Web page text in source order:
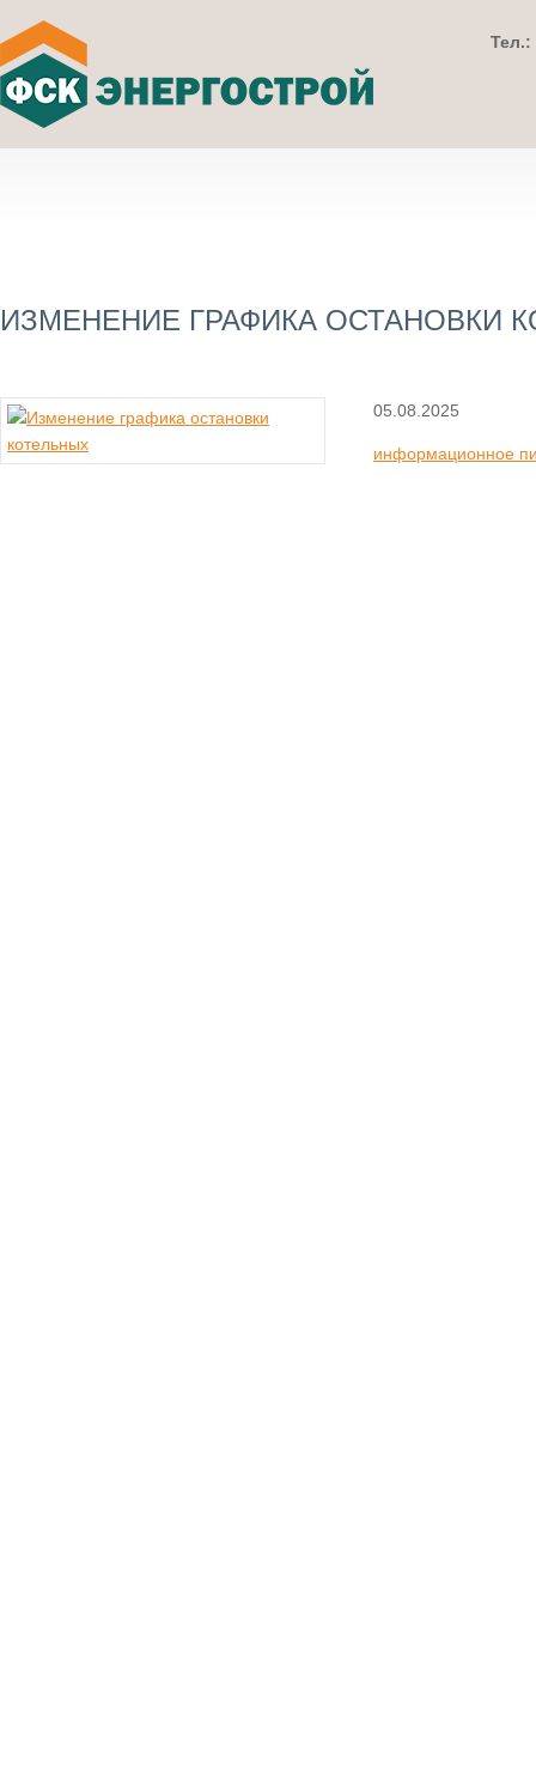
ИЗМЕНЕНИЕ ГРАФИКА ОСТАНОВКИ
05.08.2025
информационное
Тел.: